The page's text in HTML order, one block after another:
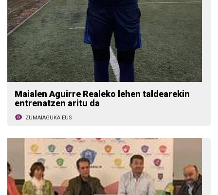
Maialen Aguirre Realeko lehen taldearekin
entrenatzen aritu da
ZUMAIAGUKA.EUS